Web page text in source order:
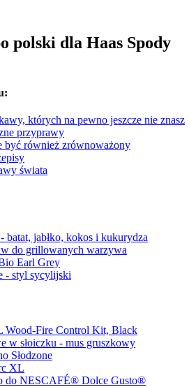
polski dla Haas Spody
których na pewno jeszcze nie znasz
przyprawy
być również zrównoważony
świata
batat, jabłko, kokos i kukurydza
do grillowanych warzywa
Earl Grey
- styl sycylijski
Wood-Fire Control Kit, Black
w słoiczku - mus gruszkowy
Słodzone
XL
do NESCAFÉ® Dolce Gusto®